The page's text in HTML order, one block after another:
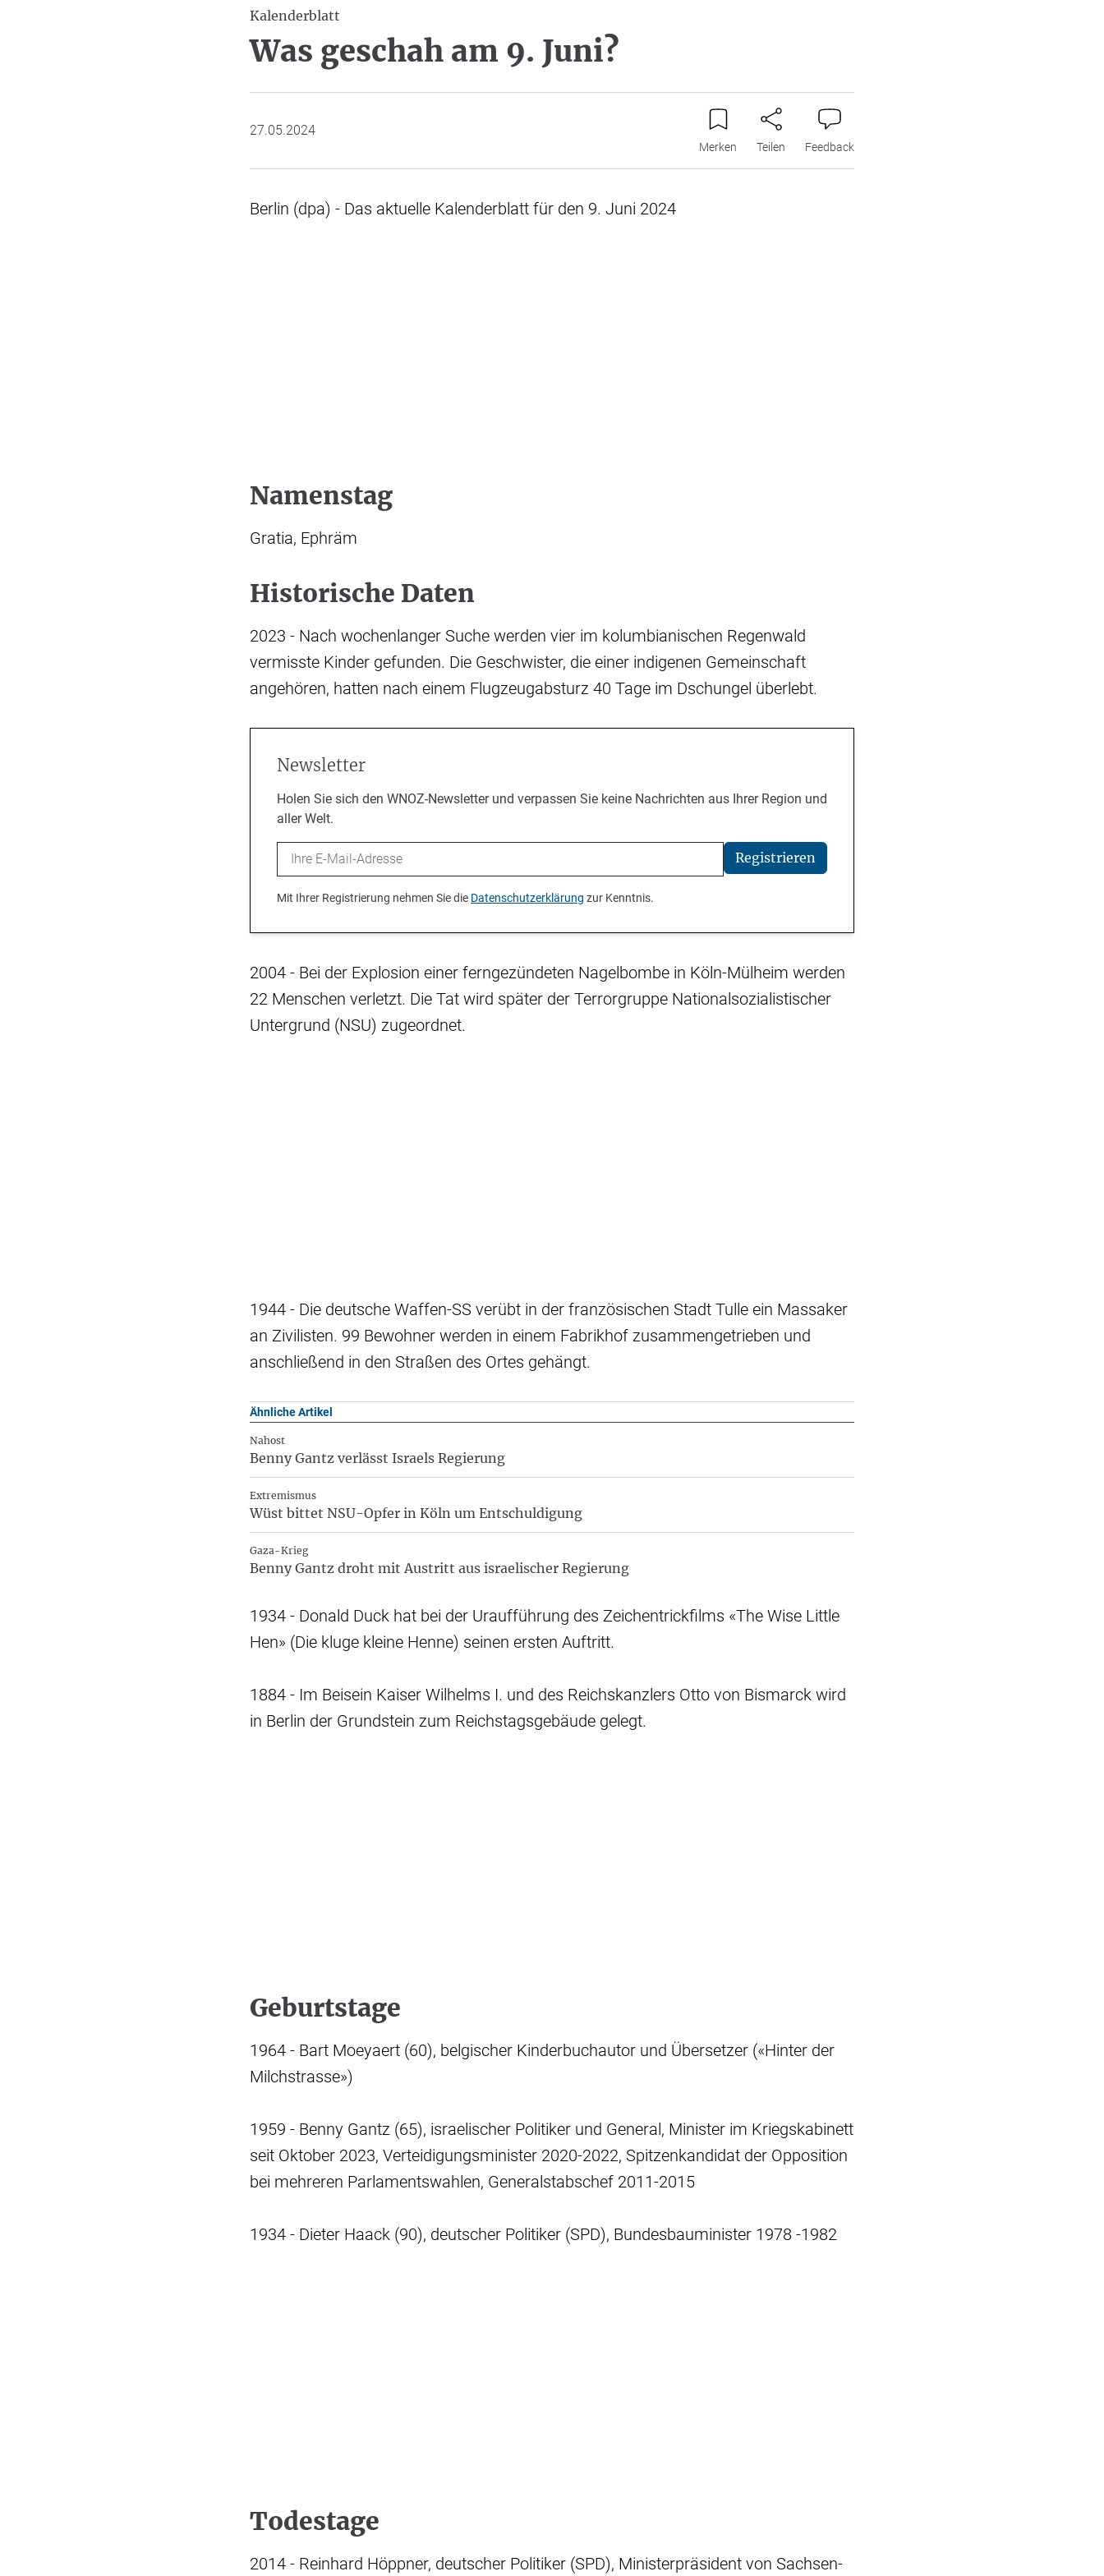
Kalenderblatt
Was geschah am 9. Juni?
27.05.2024
Merken Teilen Feedback
Berlin (dpa) - Das aktuelle Kalenderblatt für den 9. Juni 2024
Namenstag
Gratia, Ephräm
Historische Daten
2023 - Nach wochenlanger Suche werden vier im kolumbianischen Regenwald
vermisste Kinder gefunden. Die Geschwister, die einer indigenen Gemeinschaft
angehören, hatten nach einem Flugzeugabsturz 40 Tage im Dschungel überlebt.
Newsletter
Holen Sie sich den WNOZ-Newsletter und verpassen Sie keine Nachrichten aus Ihrer Region und
aller Welt.
Email Registrieren
Mit Ihrer Registrierung nehmen Sie die Datenschutzerklärung zur Kenntnis.
2004 - Bei der Explosion einer ferngezündeten Nagelbombe in Köln-Mülheim werden
22 Menschen verletzt. Die Tat wird später der Terrorgruppe Nationalsozialistischer
Untergrund (NSU) zugeordnet.
1944 - Die deutsche Waffen-SS verübt in der französischen Stadt Tulle ein Massaker
an Zivilisten. 99 Bewohner werden in einem Fabrikhof zusammengetrieben und
anschließend in den Straßen des Ortes gehängt.
Ähnliche Artikel
Nahost
Benny Gantz verlässt Israels Regierung
Extremismus
Wüst bittet NSU-Opfer in Köln um Entschuldigung
Gaza-Krieg
Benny Gantz droht mit Austritt aus israelischer Regierung
1934 - Donald Duck hat bei der Uraufführung des Zeichentrickfilms «The Wise Little
Hen» (Die kluge kleine Henne) seinen ersten Auftritt.
1884 - Im Beisein Kaiser Wilhelms I. und des Reichskanzlers Otto von Bismarck wird
in Berlin der Grundstein zum Reichstagsgebäude gelegt.
Geburtstage
1964 - Bart Moeyaert (60), belgischer Kinderbuchautor und Übersetzer («Hinter der
Milchstrasse»)
1959 - Benny Gantz (65), israelischer Politiker und General, Minister im Kriegskabinett
seit Oktober 2023, Verteidigungsminister 2020-2022, Spitzenkandidat der Opposition
bei mehreren Parlamentswahlen, Generalstabschef 2011-2015
1934 - Dieter Haack (90), deutscher Politiker (SPD), Bundesbauminister 1978 -1982
Todestage
2014 - Reinhard Höppner, deutscher Politiker (SPD), Ministerpräsident von Sachsen-